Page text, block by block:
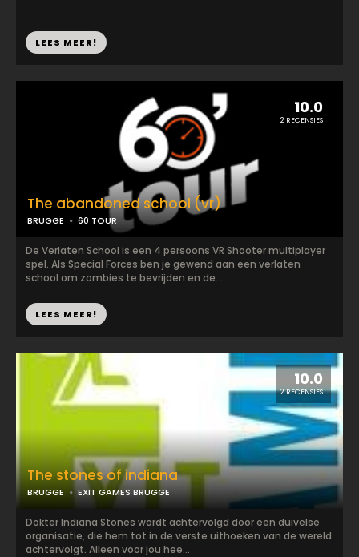
LEES MEER!
10.0
2 RECENSIES
The abandoned school (vr)
BRUGGE 60 TOUR
De Verlaten School is een 4 persoons VR Shooter multiplayer
spel. Als Special Forces ben je gewend aan een verlaten
school om zombies te bevrijden en de...
LEES MEER!
10.0
2 RECENSIES
The stones of indiana
BRUGGE EXIT GAMES BRUGGE
Dokter Indiana Stones wordt achtervolgd door een duivelse
organisatie, die hem tot in de verste uithoeken van de wereld
achtervolgt. Alleen voor jou hee...